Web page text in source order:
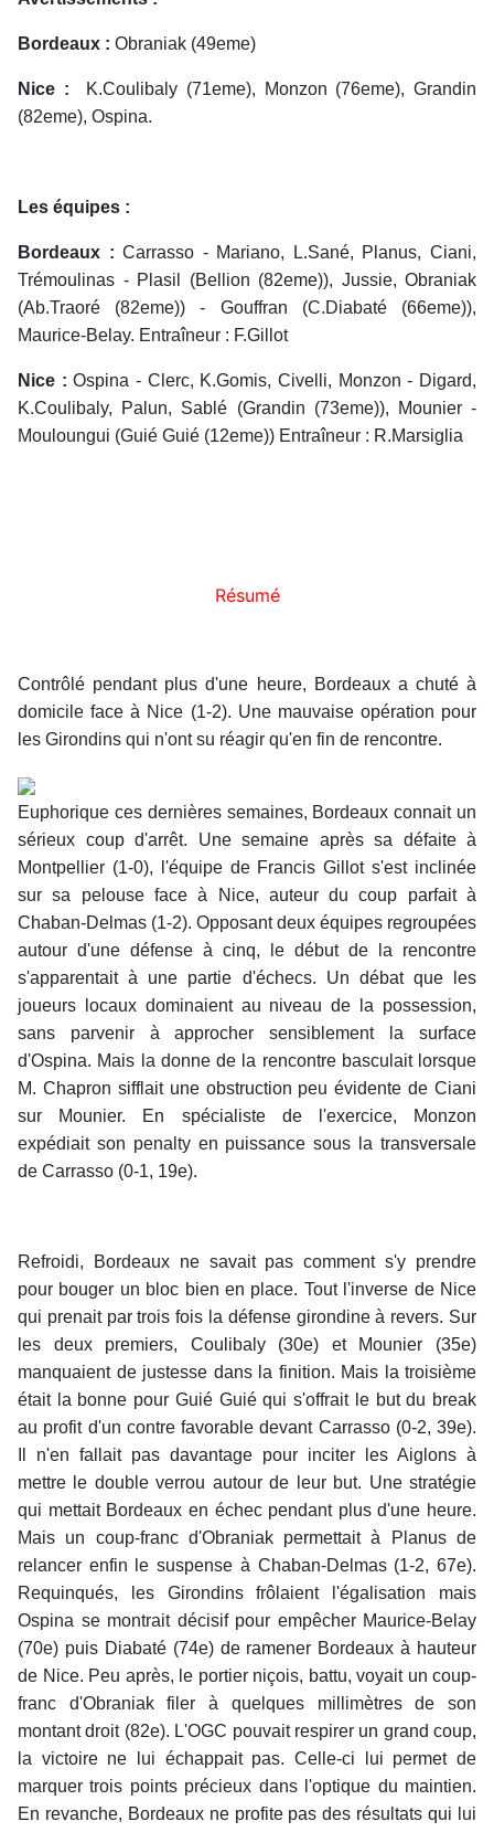
Bordeaux : Obraniak (49eme)
Nice : K.Coulibaly (71eme), Monzon (76eme), Grandin
(82eme), Ospina.
Les équipes :
Bordeaux : Carrasso - Mariano, L.Sané, Planus, Ciani,
Trémoulinas - Plasil (Bellion (82eme)), Jussie, Obraniak
(Ab.Traoré (82eme)) - Gouffran (C.Diabaté (66eme)),
Maurice-Belay. Entraîneur : F.Gillot
Nice : Ospina - Clerc, K.Gomis, Civelli, Monzon - Digard,
K.Coulibaly, Palun, Sablé (Grandin (73eme)), Mounier -
Mouloungui (Guié Guié (12eme)) Entraîneur : R.Marsiglia
Résumé
Contrôlé pendant plus d'une heure, Bordeaux a chuté à
domicile face à Nice (1-2). Une mauvaise opération pour
les Girondins qui n'ont su réagir qu'en fin de rencontre.
Euphorique ces dernières semaines, Bordeaux connait un
sérieux coup d'arrêt. Une semaine après sa défaite à
Montpellier (1-0), l'équipe de Francis Gillot s'est inclinée
sur sa pelouse face à Nice, auteur du coup parfait à
Chaban-Delmas (1-2). Opposant deux équipes regroupées
autour d'une défense à cinq, le début de la rencontre
s'apparentait à une partie d'échecs. Un débat que les
joueurs locaux dominaient au niveau de la possession,
sans parvenir à approcher sensiblement la surface
d'Ospina. Mais la donne de la rencontre basculait lorsque
M. Chapron sifflait une obstruction peu évidente de Ciani
sur Mounier. En spécialiste de l'exercice, Monzon
expédiait son penalty en puissance sous la transversale
de Carrasso (0-1, 19e).
Refroidi, Bordeaux ne savait pas comment s'y prendre
pour bouger un bloc bien en place. Tout l'inverse de Nice
qui prenait par trois fois la défense girondine à revers. Sur
les deux premiers, Coulibaly (30e) et Mounier (35e)
manquaient de justesse dans la finition. Mais la troisième
était la bonne pour Guié Guié qui s'offrait le but du break
au profit d'un contre favorable devant Carrasso (0-2, 39e).
Il n'en fallait pas davantage pour inciter les Aiglons à
mettre le double verrou autour de leur but. Une stratégie
qui mettait Bordeaux en échec pendant plus d'une heure.
Mais un coup-franc d'Obraniak permettait à Planus de
relancer enfin le suspense à Chaban-Delmas (1-2, 67e).
Requinqués, les Girondins frôlaient l'égalisation mais
Ospina se montrait décisif pour empêcher Maurice-Belay
(70e) puis Diabaté (74e) de ramener Bordeaux à hauteur
de Nice. Peu après, le portier niçois, battu, voyait un coup-
franc d'Obraniak filer à quelques millimètres de son
montant droit (82e). L'OGC pouvait respirer un grand coup,
la victoire ne lui échappait pas. Celle-ci lui permet de
marquer trois points précieux dans l'optique du maintien.
En revanche, Bordeaux ne profite pas des résultats qui lui